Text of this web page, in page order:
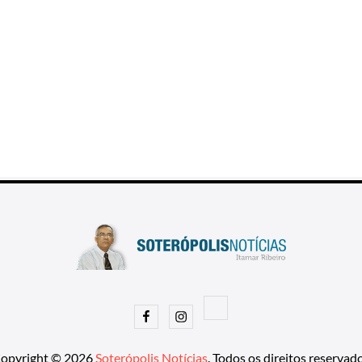
FacebookInstagram
© 2026 Soterópolis Notícias . Todos os direitos